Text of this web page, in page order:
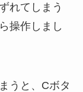
れてしまう
操作しまし
うと、Cボタ